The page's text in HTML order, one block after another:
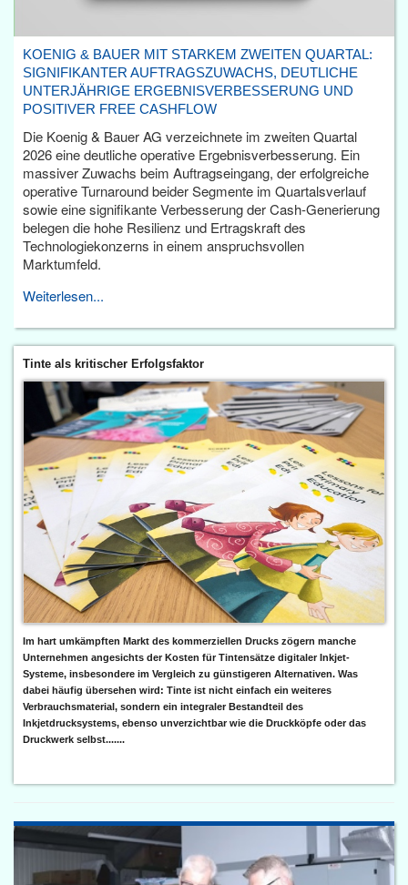
KOENIG & BAUER MIT STARKEM ZWEITEN QUARTAL:
SIGNIFIKANTER AUFTRAGSZUWACHS, DEUTLICHE
UNTERJÄHRIGE ERGEBNISVERBESSERUNG UND
POSITIVER FREE CASHFLOW
Die Koenig & Bauer AG verzeichnete im zweiten Quartal
2026 eine deutliche operative Ergebnisverbesserung. Ein
massiver Zuwachs beim Auftragseingang, der erfolgreiche
operative Turnaround beider Segmente im Quartalsverlauf
sowie eine signifikante Verbesserung der Cash-Generierung
belegen die hohe Resilienz und Ertragskraft des
Technologiekonzerns in einem anspruchsvollen
Marktumfeld.
Weiterlesen...
Tinte als kritischer Erfolgsfaktor
Im hart umkämpften Markt des kommerziellen Drucks zögern manche
Unternehmen angesichts der Kosten für Tintensätze digitaler Inkjet-
Systeme, insbesondere im Vergleich zu günstigeren Alternativen. Was
dabei häufig übersehen wird: Tinte ist nicht einfach ein weiteres
Verbrauchsmaterial, sondern ein integraler Bestandteil des
Inkjetdrucksystems, ebenso unverzichtbar wie die Druckköpfe oder das
Druckwerk selbst.......